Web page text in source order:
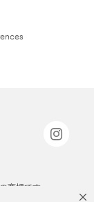
商標です。